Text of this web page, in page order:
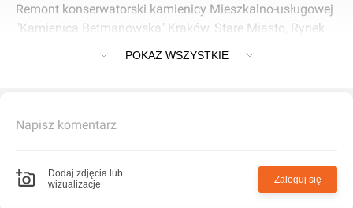
Remont konserwatorski kamienicy Mieszkalno-usługowej
"Kamienica Betmanowska" Kraków, Stare Miasto, Rynek
POKAŻ WSZYSTKIE
Napisz komentarz
Dodaj zdjęcia lub
wizualizacje
Zaloguj się